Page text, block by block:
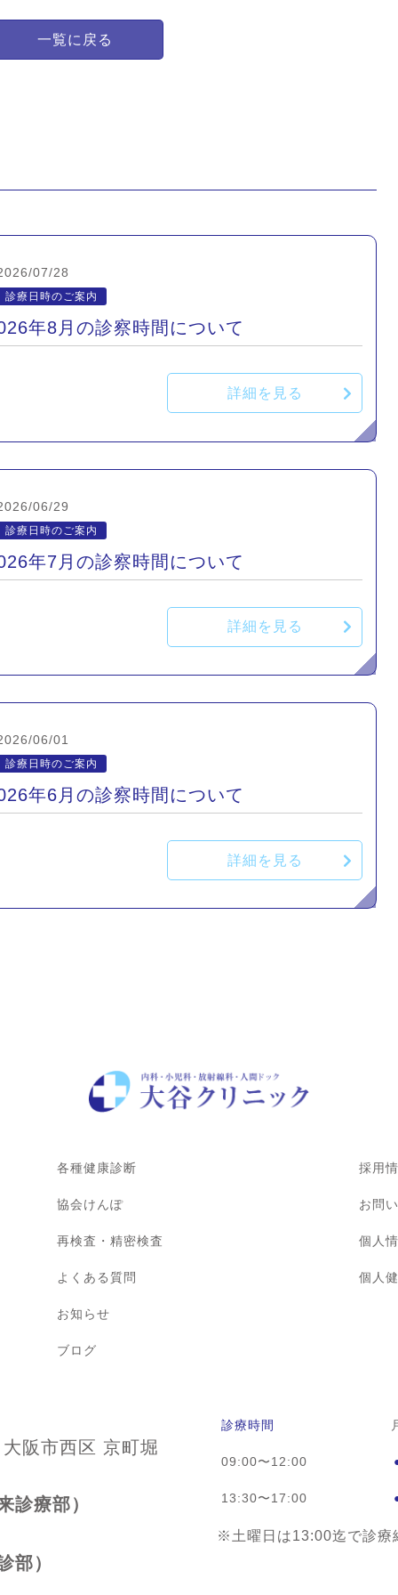
一覧に戻る
07/28
診療日時のご案内
年8月の診察時間について
詳細を見る
06/29
診療日時のご案内
年7月の診察時間について
詳細を見る
06/01
診療日時のご案内
年6月の診察時間について
詳細を見る
各種健康診断
協会けんぽ
再検査・精密検査
よくある質問
お知らせ
ブログ
採用
お問
個人
個人
阪市西区 京町堀
診療部）
部）
診療時間
09:00〜12:00
13:30〜17:00
※土曜日は13:00迄で診療